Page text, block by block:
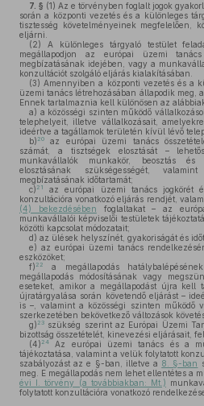
7. § (1) Az e törvényben foglalt jogok
során a központi vezetés és a különleges
tisztesség követelményeinek megfelelően,
eljárni.
(2) A különleges tárgyaló testület
megállapodjon az európai üzemi
megbízatásának idejében, vagy a
konzultációt szolgáló eljárás kialakításában.
(3) Amennyiben a központi vezetés és a
üzemi tanács létrehozásában állapodik meg,
Ennek tartalmaznia kell különösen az
a) a közösségi szinten működő
telephelyeit, illetve vállalkozásait,
ideértve a tagállamok területén kívül lévő
b) 20
az európai üzemi tanács
számát, a tisztségek elosztását –
munkavállalók munkakör, beosztás
elosztásának szükségességét,
megbízatásának időtartamát;
c) 21
az európai üzemi tanács jogkörét
konzultációra vonatkozó eljárás rendjét,
(4) bekezdésében foglaltakat – az
munkavállalói képviselői testületek
közötti kapcsolat módozatait;
d) az ülések helyszínét, gyakoriságát és
e) az európai üzemi tanács
eszközöket;
f) 22
a megállapodás
megállapodás módosításának vagy
eseteket, amikor a megállapodást újra kell
újratárgyalása során követendő eljárást –
is –, valamint a közösségi szinten működő
szerkezetében bekövetkező változások
g) 23 szükség szerint az Európai Üzemi
bizottság összetételét, kinevezési eljárásait,
(4) 24
Az európai üzemi tanács és a
tájékoztatása, valamint a velük folytatott
szabályozást az e §-ban, illetve a 8. §-ban
meg. E megállapodás nem lehet ellentétes a
évi I. törvény (a továbbiakban: Mt.)
folytatott konzultációra vonatkozó